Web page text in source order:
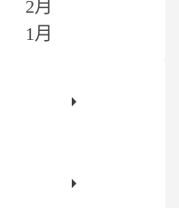
2月
1月